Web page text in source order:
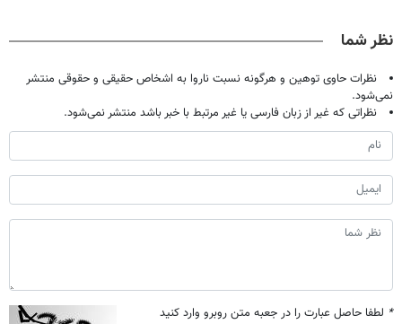
نظر شما
نظرات حاوی توهین و هرگونه نسبت ناروا به اشخاص حقیقی و حقوقی منتشر
نمی‌شود.
نظراتی که غیر از زبان فارسی یا غیر مرتبط با خبر باشد منتشر نمی‌شود.
* لطفا حاصل عبارت را در جعبه متن روبرو وارد کنید